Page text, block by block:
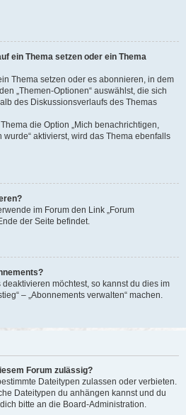
ein Thema setzen oder ein Thema
Thema setzen oder es abonnieren, in dem
„Themen-Optionen“ auswählst, die sich
des Diskussionsverlaufs des Themas
die Option „Mich benachrichtigen,
aktivierst, wird das Thema ebenfalls
im Forum den Link „Forum
der Seite befindet.
möchtest, so kannst du dies im
– „Abonnements verwalten“ machen.
Forum zulässig?
Dateitypen zulassen oder verbieten.
Dateitypen du anhängen kannst und du
bitte an die Board-Administration.